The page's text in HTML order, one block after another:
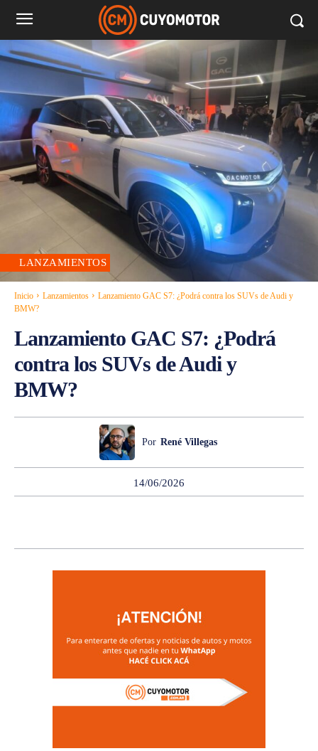
LANZAMIENTOS
Inicio Lanzamientos
Lanzamiento GAC S7: ¿Podrá contra los SUVs de Audi y
BMW?
Lanzamiento GAC S7: ¿Podrá
contra los SUVs de Audi y
BMW?
Por René Villegas
14/06/2026